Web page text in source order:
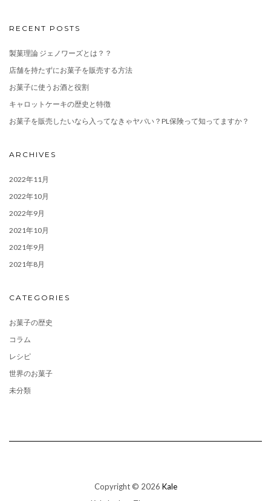
RECENT POSTS
製菓理論 ジェノワーズとは？？
店舗を持たずにお菓子を販売する方法
お菓子に使うお酒と役割
キャロットケーキの歴史と特徴
お菓子を販売したいなら入ってなきゃヤバい？PL保険って知ってますか？
ARCHIVES
2022年11月
2022年10月
2022年9月
2021年10月
2021年9月
2021年8月
CATEGORIES
お菓子の歴史
コラム
レシピ
世界のお菓子
未分類
Copyright © 2026 Kale